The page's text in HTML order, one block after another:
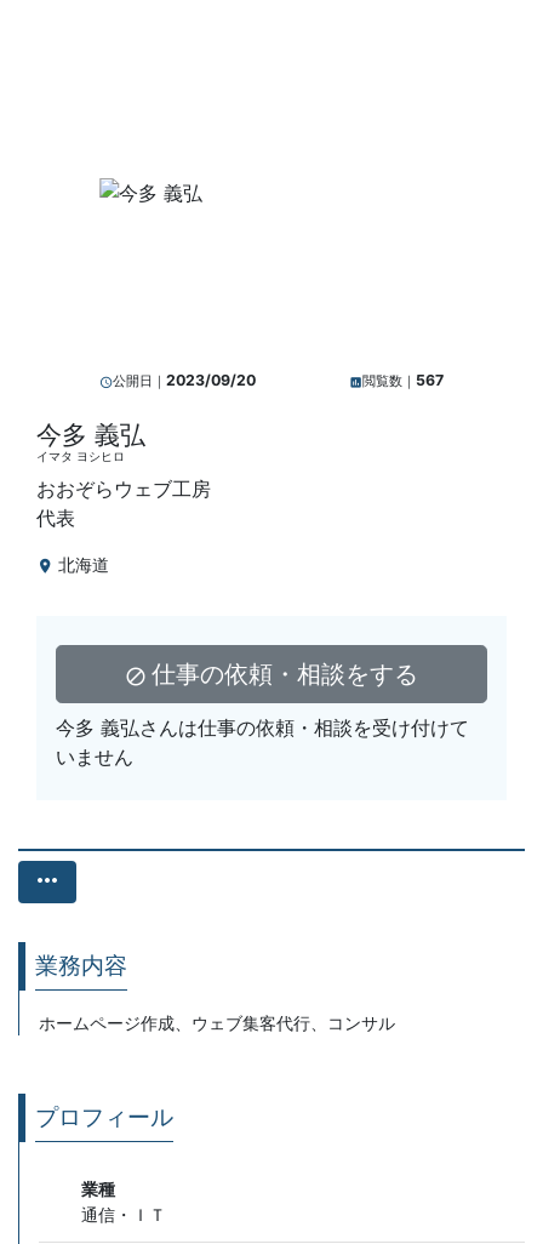
query_builder公開日｜2023/09/20 insert_chart閲覧数｜ 567
今多 義弘
イマタ ヨシヒロ
おおぞらウェブ工房
代表
location_on 北海道
block 仕事の依頼・相談をする
今多 義弘さんは仕事の依頼・相談を受け付けて
いません
more_horiz
業務内容
ホームページ作成、ウェブ集客代行、コンサル
プロフィール
業種
通信・ＩＴ